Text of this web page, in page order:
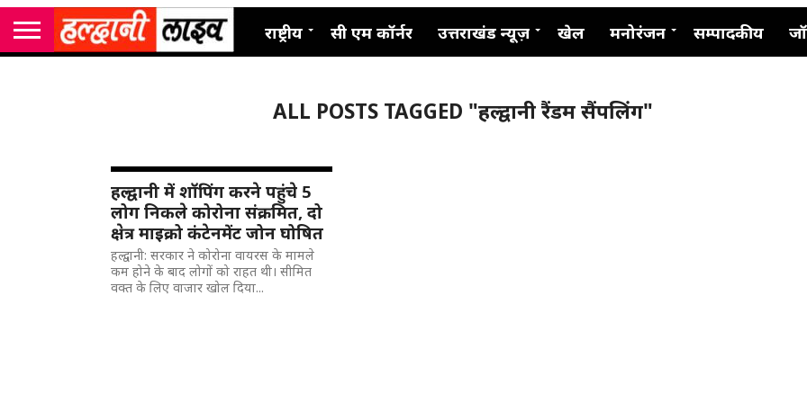
राष्ट्रीय सी एम कॉर्नर उत्तराखंड न्यूज़ खेल मनोरंजन सम्पादकीय
ALL POSTS TAGGED "हल्द्वानी रैंडम सैंपलिंग"
हल्द्वानी में शॉपिंग करने पहुंचे 5
लोग निकले कोरोना संक्रमित, दो
क्षेत्र माइक्रो कंटेनमेंट जोन घोषित
हल्द्वानी: सरकार ने कोरोना वायरस के मामले
कम होने के बाद लोगों को राहत थी। सीमित
वक्त के लिए वाजार खोल दिया...